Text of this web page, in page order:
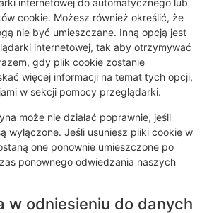
internetowej do automatycznego lub
cookie. Możesz również określić, że
nie być umieszczane. Inną opcją jest
internetowej, tak aby otrzymywać
gdy plik cookie zostanie
więcej informacji na temat tych opcji,
w sekcji pomocy przeglądarki.
może nie działać poprawnie, jeśli
wyłączone. Jeśli usuniesz pliki cookie w
one ponownie umieszczone po
ponownego odwiedzania naszych
w odniesieniu do danych